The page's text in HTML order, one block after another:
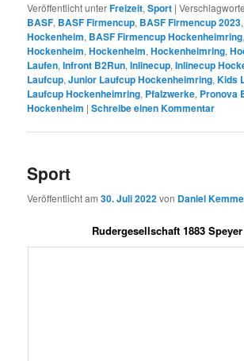
Veröffentlicht unterFreizeit,Sport |
BASF, BASF Firmencup, BASF Firmencup 2023,
Hockenheim, BASF Firmencup Hockenheimring
Hockenheim,Hockenheim,Hockenheimring,
Laufen,Infront B2Run,Inlinecup,Inlinecup
Laufcup,Junior Laufcup Hockenheimring,Kids
Laufcup Hockenheimring, Pfalzwerke, Pronova
Hockenheim |Schreibe einen Kommentar
Sport
Veröffentlicht am30. Juli 2022von Daniel
Rudergesellschaft 1883 Speyer